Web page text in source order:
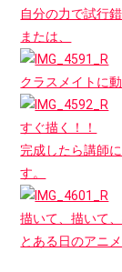
自分の力で試行
または、
クラスメイトに
すぐ描く！！
完成したら講師
す。
描いて、描いて
とある日のアニ